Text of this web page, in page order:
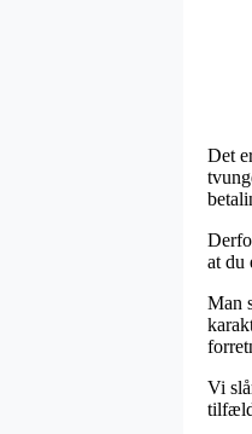
Det
at du
Man
Vi